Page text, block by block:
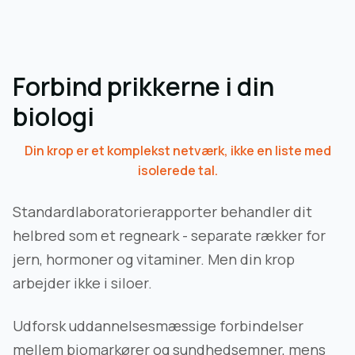
Forbind prikkerne i din
biologi
Din krop er et komplekst netværk, ikke en liste med
isolerede tal.
Standardlaboratorierapporter behandler dit
helbred som et regneark - separate rækker for
jern, hormoner og vitaminer. Men din krop
arbejder ikke i siloer.
Udforsk uddannelsesmæssige forbindelser
mellem biomarkører og sundhedsemner, mens